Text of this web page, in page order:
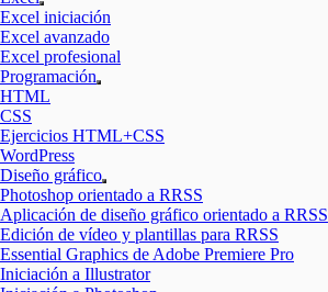
Mostrar
el
submenú
Excel iniciación
Excel avanzado
Excel profesional
Programación
Mostrar
HTML
CSS
Ejercicios HTML+CSS
WordPress
Diseño gráfico
Mostrar
el
submenú
Photoshop orientado a RRSS
Aplicación de diseño gráfico orientado a RRSS
Edición de vídeo y plantillas para RRSS
Essential Graphics de Adobe Premiere Pro
Iniciación a Illustrator